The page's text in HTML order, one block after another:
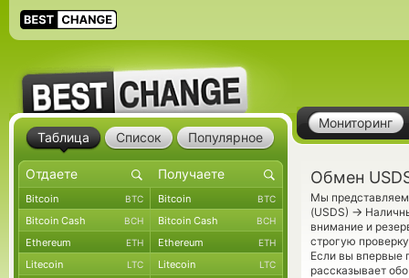
Мониторинг
Обмен
Мы представляем
(USDS) →
внимание и
строгую
Если вы впервые
рассказывает
Таблица Список Популярное
Bitcoin BTC Bitcoin BTC
Bitcoin Cash BCH Bitcoin Cash BCH
Ethereum ETH Ethereum ETH
Litecoin LTC Litecoin LTC